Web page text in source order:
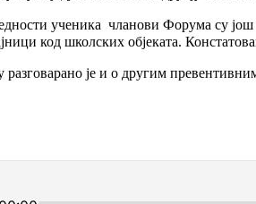
ученика чланови Форума су још
код школских објеката.
је и о другим